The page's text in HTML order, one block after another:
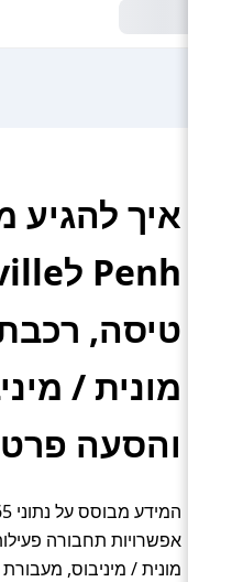
טיסה,
מונית /
והסעה
אפשרויות תחבורה
מונית / מיניבוס,